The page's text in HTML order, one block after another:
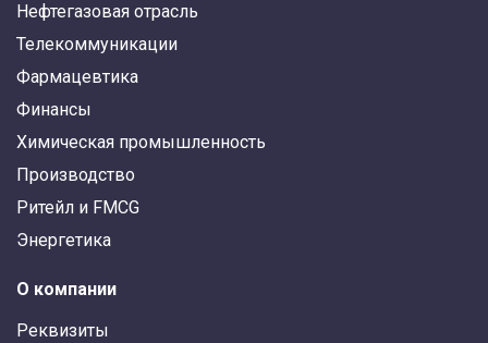
Нефтегазовая отрасль
Телекоммуникации
Фармацевтика
Финансы
Химическая промышленность
Производство
Ритейл и FMCG
Энергетика
О компании
Реквизиты